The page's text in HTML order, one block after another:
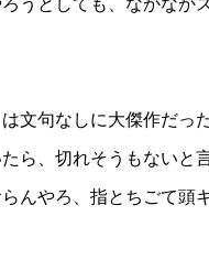
文句なしに大傑作だった
ら、切れそうもないと
んやろ、指とちごて頭